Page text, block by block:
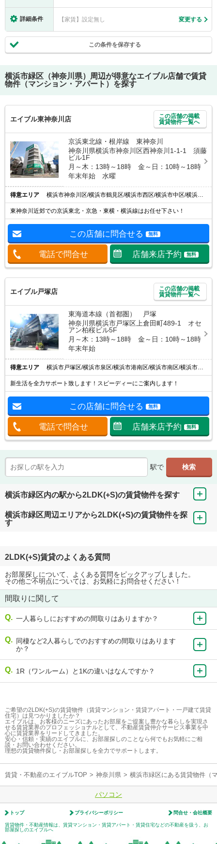
詳細条件 【家賃】設定無し 変更する
この条件を保存する
横浜市緑区（神奈川県）
周辺が得意なエイブル店舗で賃貸
物件（マンション・アパート）を探す
エイブル東神奈川店
この店舗の掲載
賃貸物件一覧へ
京浜東北線・根岸線 東神奈川
神奈川県横浜市神奈川区西神奈川1-1-1 須藤
ビル1F
月～木：13時～18時 金～日：10時～18時
年末年始 水曜
得意エリア 横浜市神奈川区/横浜市鶴見区/横浜市西区/横浜市中区/横浜市南区
東神奈川近郊での京浜東北・京急・東横・横浜線はお任せ下さい！
この店舗に問合せる 無料
電話で問合せ 店舗来店予約 無料
エイブル戸塚店
この店舗の掲載
賃貸物件一覧へ
東海道本線（首都圏） 戸塚
神奈川県横浜市戸塚区上倉田町489-1 オセ
アン柏桜ビル5F
月～木：13時～18時 金～日：10時～18時
年末年始
得意エリア 横浜市戸塚区/横浜市泉区/横浜市港南区/横浜市南区/横浜市保土ケ谷区
新生活を全力サポート致します！スピーディーにご案内します！
この店舗に問合せる 無料
電話で問合せ 店舗来店予約 無料
駅で
横浜市緑区内の駅から2LDK(+S)の賃貸物件を探す
横浜市緑区周辺エリアから2LDK(+S)の賃貸物件を探
す
2LDK(+S)賃貸のよくある質問
お部屋探しについて、よくある質問をピックアップしました。
その他ご不明点については、お気軽にお問合せください！
間取りに関して
一人暮らしにおすすめの間取りはありますか？
同棲など2人暮らしでのおすすめの間取りはあります
か？
1R（ワンルーム）と1Kの違いはなんですか？
ご希望の2LDK(+S)の賃貸物件（賃貸マンション・賃貸アパート・一戸建て賃貸
住宅）は見つかりましたか？
エイブルは、お客様のニーズにあったお部屋をご提案し豊かな暮らしを実現さ
せる賃貸業界のプロフェッショナルとして、不動産賃貸仲介サービス事業を中
心に賃貸業界をリードしてきました。
安心・信頼・実績のエイブルに、お部屋探しのことなら何でもお気軽にご相
談・お問い合わせください。
理想の賃貸物件探し・お部屋探しを全力でサポートします。
賃貸・不動産のエイブルTOP > 神奈川県 > 横浜市緑区にある賃貸物件（
パソコン
トップ プライバシーポリシー 問合せ・会社概要
賃貸物件・不動産情報は、賃貸マンション・賃貸アパート・賃貸住宅などの不動産を扱う、お
部屋探しのエイブルへ